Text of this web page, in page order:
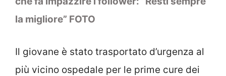
la migliore” FOTO
Il giovane è stato trasportato d’urgenza al
più vicino ospedale per le prime cure dei